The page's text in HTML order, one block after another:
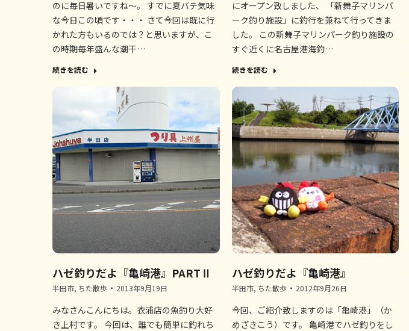
のに毎日暑いですね～。 すでに夏バテ気味
な今日この頃です・・・ さて今回は既に行
かれた方もいるのでは？と思いますが、こ
の時期毎年盛んな潮干…
続きを読む
にオープン致しました、 「新舞子マリンパ
ーク釣り施設」に釣行を兼ねて行ってきま
した。 この新舞子マリンパーク釣り施設の
すぐ近くに名古屋港海釣…
続きを読む
ハゼ釣りだよ『亀崎港』PARTⅡ
半田市, ちた散歩 2013年9月19日
みなさんこんにちは。衣浦店の魚釣り大好
き上村です。 今回は、誰でも簡単に釣れち
ハゼ釣りだよ『亀崎港』
半田市, ちた散歩 2012年9月26日
今回、ご紹介致しますのは「亀崎港」（か
めざきこう）です。 亀崎港でハゼ釣りをし